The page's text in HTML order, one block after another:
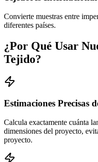
Convierte muestras entre
diferentes países.
¿Por Qué Usar
Tejido?
Estimaciones Precisas
Calcula exactamente cuánta
dimensiones del proyecto,
proyecto.